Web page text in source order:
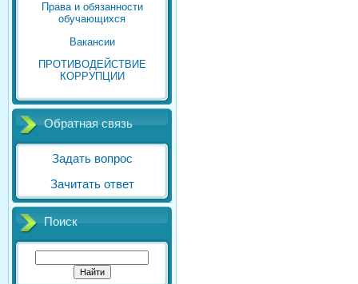
Права и обязанности
обучающихся
Вакансии
ПРОТИВОДЕЙСТВИЕ
КОРРУПЦИИ
Обратная связь
Задать вопрос
Зачитать ответ
Поиск